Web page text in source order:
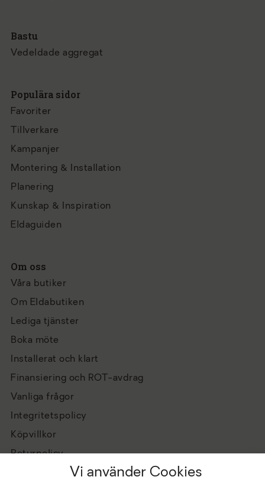
Vi använder Cookies
Bastu
Vedeldade aggregat
Populära sidor
Favoriter
Tillverkare
Kampanjer
Montering & Installation
Planering
Kunskap & Inspiration
Eldaguiden
Om oss
Våra butiker
Om Eldabutiken
Lediga tjänster
Boka möte
Installerat och klart
Finansiering och ROT-avdrag
Vanliga frågor
Integritetspolicy
Köpvillkor
Returpolicy